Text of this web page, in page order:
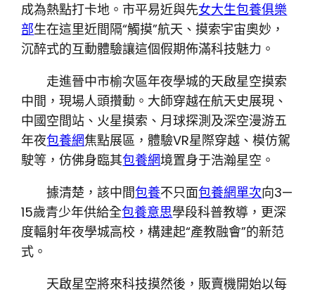
成為熱點打卡地。市平易近與先女大生包養俱樂
部生在這里近間隔“觸摸”航天、摸索宇宙奧妙，
沉醉式的互動體驗讓這個假期佈滿科技魅力。
走進晉中市榆次區年夜學城的天啟星空摸索
中間，現場人頭攢動。大師穿越在航天史展現、
中國空間站、火星摸索、月球探測及深空漫游五
年夜包養網焦點展區，體驗VR星際穿越、模仿駕
駛等，仿佛身臨其包養網境置身于浩瀚星空。
據清楚，該中間包養不只面包養網單次向3—
15歲青少年供給全包養意思學段科普教導，更深
度輻射年夜學城高校，構建起“產教融會”的新范
式。
天啟星空將來科技摸然後，販賣機開始以每